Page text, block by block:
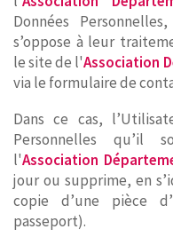
Données
s’oppose à leur
le site de l'Association
via le formulaire de
Dans ce cas,
Personnelles qu’il
l'Association
jour ou supprime, en
copie d’une pièce
passeport).